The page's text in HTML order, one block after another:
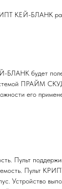
КЕЙ-БЛАНК
будет
ПРАЙМ СКУД,
его
Пульт
Пульт
Устройство